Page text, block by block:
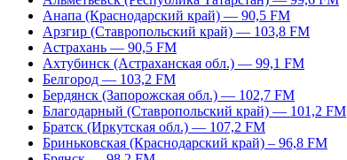
Анапа (Краснодарский край) — 90,5 FM
Арзгир (Ставропольский край) — 103,8 FM
Астрахань — 90,5 FM
Ахтубинск (Астраханская обл.) — 99,1 FM
Белгород — 103,2 FM
Бердянск (Запорожская обл.) — 102,7 FM
Благодарный (Ставропольский край) — 101,2 FM
Братск (Иркутская обл.) — 107,2 FM
Бриньковская (Краснодарский край) – 96,8 FM